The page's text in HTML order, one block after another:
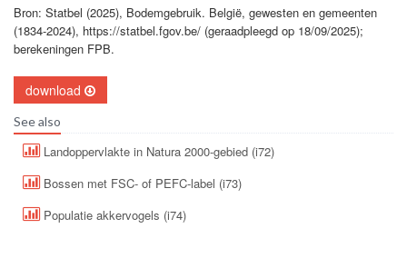
Bron: Statbel (2025), Bodemgebruik. België, gewesten en gemeenten
(1834-2024), https://statbel.fgov.be/ (geraadpleegd op 18/09/2025);
berekeningen FPB.
download
See also
Landoppervlakte in Natura 2000-gebied (i72)
Bossen met FSC- of PEFC-label (i73)
Populatie akkervogels (i74)